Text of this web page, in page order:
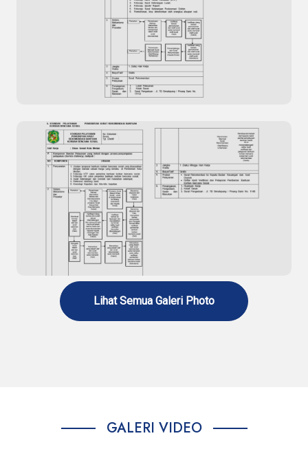
Standar Pelayanan Penerbitan Surat Surat
Tanda Terdaftar dan Izin Operasional Yayasan /
Lembaga Kesejahteraan Sosial (LKS)
Standar Pelayanan Penerbitan Surat
Rekomendasi Rehabilitasi Narkoba
Lihat Semua Galeri Photo
GALERI VIDEO